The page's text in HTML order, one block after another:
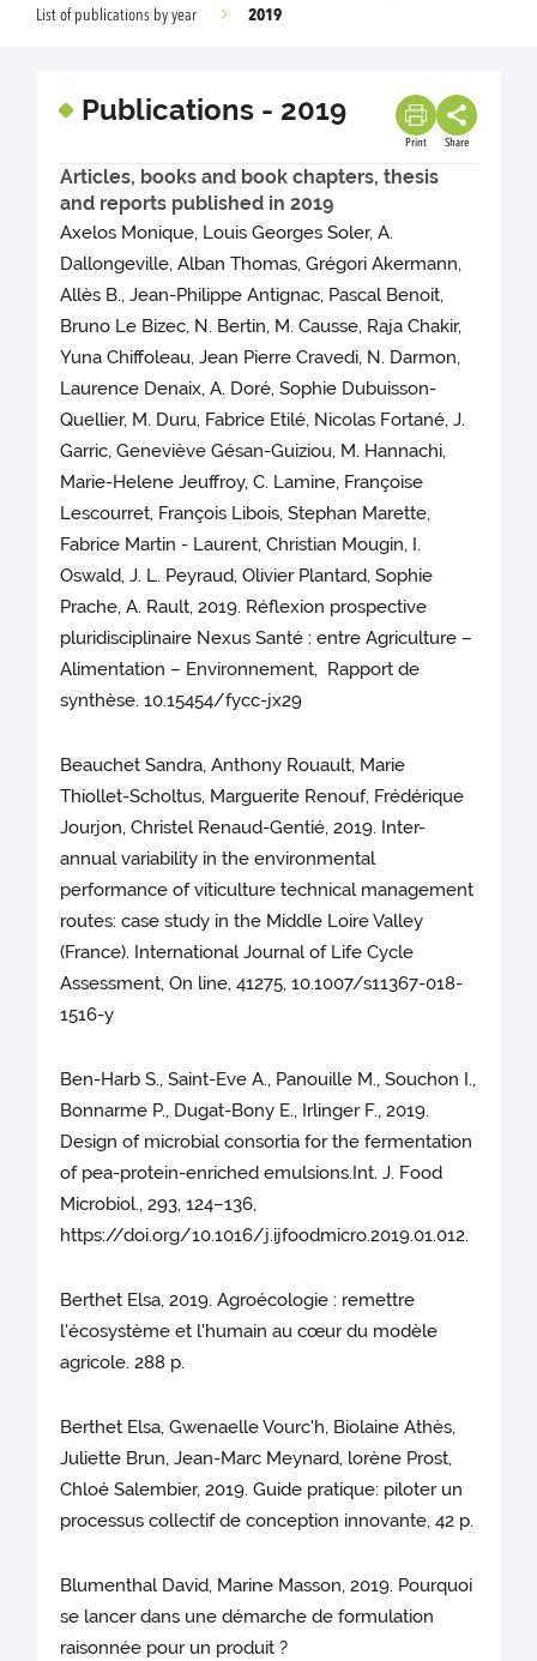
List of publications by year
2019
Publications - 2019
Print Share
Articles, books and book chapters, thesis
and reports published in 2019
Axelos Monique, Louis Georges Soler, A.
Dallongeville, Alban Thomas, Grégori Akermann,
Allès B., Jean-Philippe Antignac, Pascal Benoit,
Bruno Le Bizec, N. Bertin, M. Causse, Raja Chakir,
Yuna Chiffoleau, Jean Pierre Cravedi, N. Darmon,
Laurence Denaix, A. Doré, Sophie Dubuisson-
Quellier, M. Duru, Fabrice Etilé, Nicolas Fortané, J.
Garric, Geneviève Gésan-Guiziou, M. Hannachi,
Marie-Helene Jeuffroy, C. Lamine, Françoise
Lescourret, François Libois, Stephan Marette,
Fabrice Martin - Laurent, Christian Mougin, I.
Oswald, J. L. Peyraud, Olivier Plantard, Sophie
Prache, A. Rault, 2019. Réflexion prospective
pluridisciplinaire Nexus Santé : entre Agriculture –
Alimentation – Environnement, Rapport de
synthèse. 10.15454/fycc-jx29
Beauchet Sandra, Anthony Rouault, Marie
Thiollet-Scholtus, Marguerite Renouf, Frédérique
Jourjon, Christel Renaud-Gentié, 2019. Inter-
annual variability in the environmental
performance of viticulture technical management
routes: case study in the Middle Loire Valley
(France). International Journal of Life Cycle
Assessment, On line, 41275, 10.1007/s11367-018-
1516-y
Ben-Harb S., Saint-Eve A., Panouille M., Souchon I.,
Bonnarme P., Dugat-Bony E., Irlinger F., 2019.
Design of microbial consortia for the fermentation
of pea-protein-enriched emulsions.Int. J. Food
Microbiol., 293, 124–136,
https://doi.org/10.1016/j.ijfoodmicro.2019.01.012.
Berthet Elsa, 2019. Agroécologie : remettre
l'écosystème et l'humain au cœur du modèle
agricole. 288 p.
Berthet Elsa, Gwenaelle Vourc'h, Biolaine Athès,
Juliette Brun, Jean-Marc Meynard, lorène Prost,
Chloé Salembier, 2019. Guide pratique: piloter un
processus collectif de conception innovante, 42 p.
Blumenthal David, Marine Masson, 2019. Pourquoi
se lancer dans une démarche de formulation
raisonnée pour un produit ?